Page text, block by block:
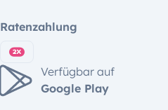
Ratenzahlung
Verfügbar auf
Google Play